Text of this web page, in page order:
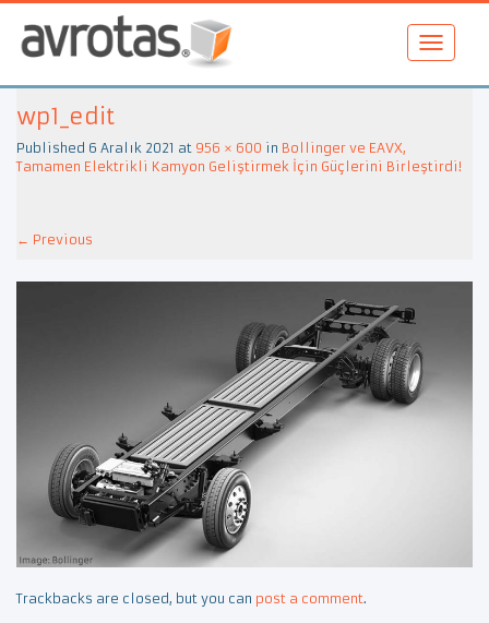
wp1_edit
Published 6 Aralık 2021 at 956 × 600 in Bollinger ve EAVX,
Tamamen Elektrikli Kamyon Geliştirmek İçin Güçlerini Birleştirdi!
← Previous
Trackbacks are closed, but you can post a comment.